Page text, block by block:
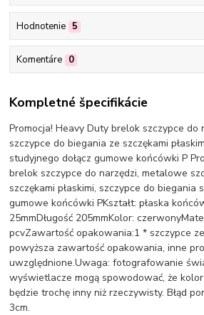
Hodnotenie 5
Komentáre 0
Kompletné špecifikácie
Promocja! Heavy Duty brelok szczypce do
szczypce do biegania ze szczękami
studyjnego dołącz gumowe końcówki P
brelok szczypce do narzędzi, metalowe
szczękami płaskimi, szczypce do biegania
gumowe końcówki PKształt: płaska
25mmDługość 205mmKolor:
pcvZawartość opakowania:1 * szczypce
powyższa zawartość opakowania, inne
uwzględnione.Uwaga: fotografowanie
wyświetlacze mogą spowodować, że
będzie trochę inny niż rzeczywisty. Błąd
3cm.